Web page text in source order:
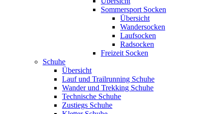
Sommersport Socken
Übersicht
Wandersocken
Laufsocken
Radsocken
Freizeit Socken
Schuhe
Übersicht
Lauf und Trailrunning Schuhe
Wander und Trekking Schuhe
Technische Schuhe
Zustiegs Schuhe